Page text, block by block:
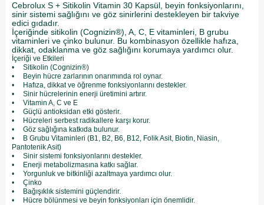
Cebrolux S + Sitikolin Vitamin 30 Kapsül, beyin fonksiyonlarını,
sinir sistemi sağlığını ve göz sinirlerini destekleyen bir takviye
edici gıdadır.
İçeriğinde sitikolin (Cognizin®), A, C, E vitaminleri, B grubu
vitaminleri ve çinko bulunur. Bu kombinasyon özellikle hafıza,
dikkat, odaklanma ve göz sağlığını korumaya yardımcı olur.
İçeriği ve Etkileri
• Sitikolin (Cognizin®)
• Beyin hücre zarlarının onarımında rol oynar.
• Hafıza, dikkat ve öğrenme fonksiyonlarını destekler.
• Sinir hücrelerinin enerji üretimini artırır.
• Vitamin A, C ve E
• Güçlü antioksidan etki gösterir.
• Hücreleri serbest radikallere karşı korur.
• Göz sağlığına katkıda bulunur.
• B Grubu Vitaminleri (B1, B2, B6, B12, Folik Asit, Biotin, Niasin,
Pantotenik Asit)
• Sinir sistemi fonksiyonlarını destekler.
• Enerji metabolizmasına katkı sağlar.
• Yorgunluk ve bitkinliği azaltmaya yardımcı olur.
• Çinko
• Bağışıklık sistemini güçlendirir.
• Hücre bölünmesi ve beyin fonksiyonları için önemlidir.